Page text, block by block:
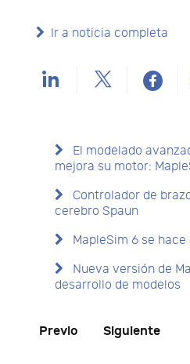
Ir a noticia completa
El modelado
mejora su motor:
Controlador de
cerebro Spaun
MapleSim 6 se hace
Nueva versión de
desarrollo de modelos
Previo Siguiente